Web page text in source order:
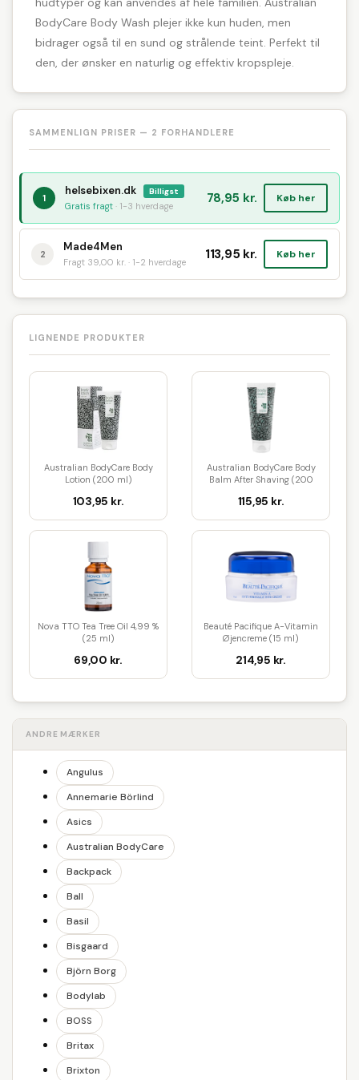
BodyCare Body Wash plejer ikke kun huden, men
bidrager også til en sund og strålende teint. Perfekt til
den, der ønsker en naturlig og effektiv kropspleje.
SAMMENLIGN PRISER — 2 FORHANDLERE
1
helsebixen.dk Billigst
Gratis fragt · 1-3 hverdage 78,95 kr. Køb her
2
Made4Men
Fragt 39,00 kr. · 1-2 hverdage 113,95 kr. Køb her
LIGNENDE PRODUKTER
Australian BodyCare Body
Lotion (200 ml)
103,95 kr.
Australian BodyCare Body
Balm After Shaving (200
115,95 kr.
Nova TTO Tea Tree Oil 4,99 %
(25 ml)
69,00 kr.
Beauté Pacifique A-Vitamin
Øjencreme (15 ml)
214,95 kr.
ANDRE MÆRKER
Angulus
Annemarie Börlind
Asics
Australian BodyCare
Backpack
Ball
Basil
Bisgaard
Björn Borg
Bodylab
BOSS
Britax
Brixton